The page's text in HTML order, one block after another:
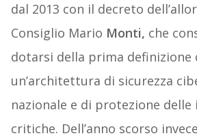
dal 2013 con il decreto
Consiglio Mario Monti, che
dotarsi della prima definizione
un’architettura di sicurezza
nazionale e di protezione
critiche. Dell’anno scorso